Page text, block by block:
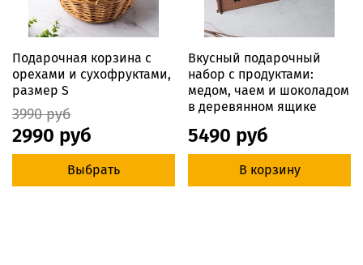
Подарочная корзина с
орехами и сухофруктами,
размер S
3990 руб
2990 руб
Выбрать
Вкусный подарочный
набор с продуктами:
медом, чаем и шоколадом
в деревянном ящике
5490 руб
В корзину